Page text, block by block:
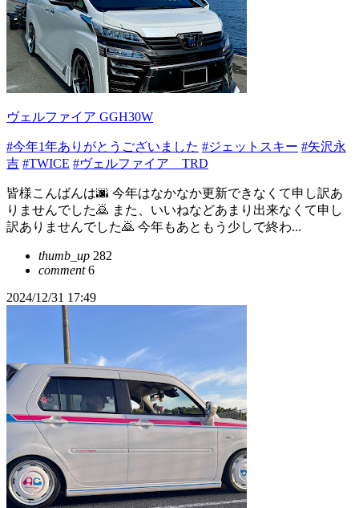
ヴェルファイア GGH30W
#今年1年ありがとうございました #ジェットスキー #矢沢永
吉 #TWICE #ヴェルファイア TRD
皆様こんばんは🌆 今年はなかなか更新できなくて申し訳あ
りませんでした🙇 また、いいねなどあまり出来なくて申し
訳ありませんでした🙇 今年もあともう少しで終わ...
thumb_up 282
comment6
2024/12/31 17:49